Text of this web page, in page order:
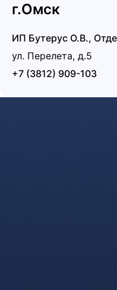
г.Омск
ИП Бутерус О.В.,
ул. Перелета, д.5
+7 (3812) 909-103